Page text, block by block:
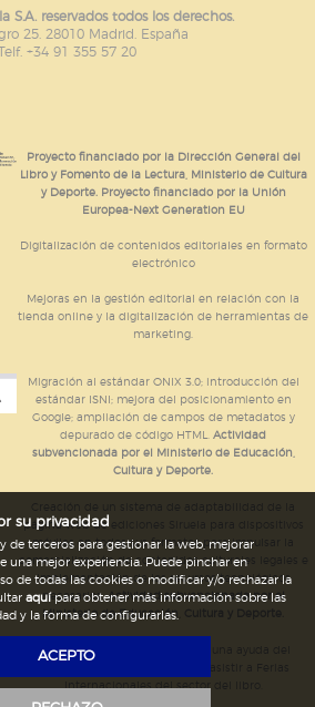
S.A. reservados todos los derechos.
25. 28010 Madrid. España
Telf. +34 91 355 57 20
Proyecto financiado por la Dirección General del
Libro y Fomento de la Lectura, Ministerio de Cultura
y Deporte. Proyecto financiado por la Unión
Europea-Next Generation EU
Digitalización de contenidos editoriales en formato
electrónico
Mejoras en la gestión editorial en relación con la
tienda online y la digitalización de herramientas de
marketing.
Migración al estándar ONIX 3.0; introducción del
estándar ISNI; mejora del posicionamiento en
Google; ampliación de campos de metadatos y
depurado de código HTML.Actividad
subvencionada por el Ministerio de Educación,
Cultura y Deporte.
página web de ediciones Siruela para dispositivos
móviles en todos sus formatos para impulsar la
comercialización de contenidos culturales legales e
implementación de los recursos tecnológicos
necesarios.Actividad subvencionada por el
Ministerio de Educación, Cultura y Deporte.
Ediciones Siruela ha percibido una ayuda del
Internacionales del sector del libro.
su privacidad
de terceros para gestionar la web, mejorar
una mejor experiencia. Puede pinchar en
de todas las cookies o modificar y/o rechazar la
aquípara obtener más información sobre las
y la forma de configurarlas.
ACEPTO